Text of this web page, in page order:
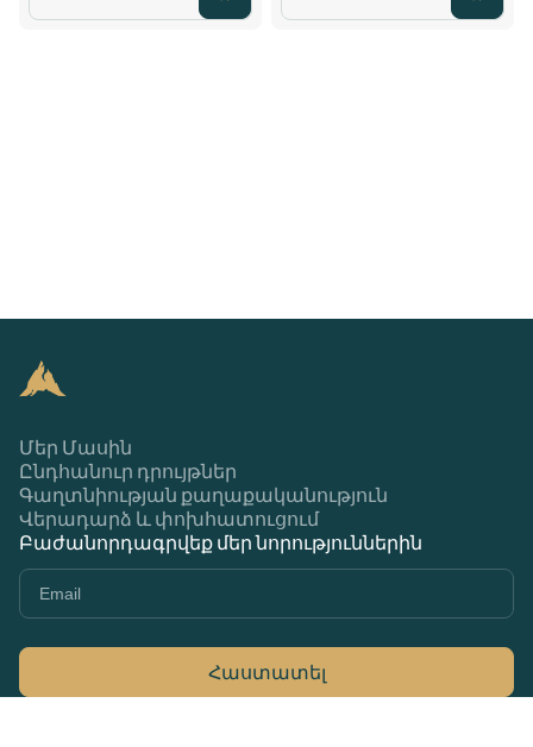
Մեր Մասին
Ընդհանուր դրույթներ
Գաղտնիության քաղաքականություն
Վերադարձ և փոխհատուցում
Բաժանորդագրվեք մեր նորություններին
Հաստատել